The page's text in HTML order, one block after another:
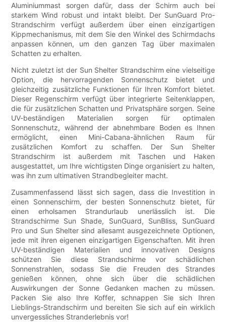
Aluminiummast sorgen dafür, dass der Schirm auch bei
starkem Wind robust und intakt bleibt. Der SunGuard Pro-
Strandschirm verfügt außerdem über einen einzigartigen
Kippmechanismus, mit dem Sie den Winkel des Schirmdachs
anpassen können, um den ganzen Tag über maximalen
Schatten zu erhalten.
Nicht zuletzt ist der Sun Shelter Strandschirm eine vielseitige
Option, die hervorragenden Sonnenschutz bietet und
gleichzeitig zusätzliche Funktionen für Ihren Komfort bietet.
Dieser Regenschirm verfügt über integrierte Seitenklappen,
die für zusätzlichen Schatten und Privatsphäre sorgen. Seine
UV-beständigen Materialien sorgen für optimalen
Sonnenschutz, während der abnehmbare Boden es Ihnen
ermöglicht, einen Mini-Cabana-ähnlichen Raum für
zusätzlichen Komfort zu schaffen. Der Sun Shelter
Strandschirm ist außerdem mit Taschen und Haken
ausgestattet, um Ihre wichtigsten Dinge organisiert zu halten,
was ihn zum ultimativen Strandbegleiter macht.
Zusammenfassend lässt sich sagen, dass die Investition in
einen Sonnenschirm, der besten Sonnenschutz bietet, für
einen erholsamen Strandurlaub unerlässlich ist. Die
Strandschirme Sun Shade, SunGuard, SunBliss, SunGuard
Pro und Sun Shelter sind allesamt ausgezeichnete Optionen,
jede mit ihren eigenen einzigartigen Eigenschaften. Mit ihren
UV-beständigen Materialien und innovativen Designs
schützen Sie diese Strandschirme vor schädlichen
Sonnenstrahlen, sodass Sie die Freuden des Strandes
genießen können, ohne sich über die schädlichen
Auswirkungen der Sonne Gedanken machen zu müssen.
Packen Sie also Ihre Koffer, schnappen Sie sich Ihren
Lieblings-Strandschirm und bereiten Sie sich auf ein wirklich
unvergessliches Stranderlebnis vor!